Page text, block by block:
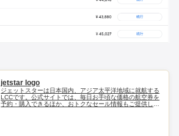
jetstar logo
ジェットスターは日本国内、アジア太平洋地域に就航する
LCCです。公式サイトでは、毎日お手頃な価格の航空券を
予約・購入できるほか、おトクなセール情報もご提供して